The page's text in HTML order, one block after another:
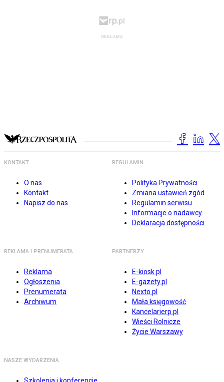
KONTAKT
O nas
Kontakt
Napisz do nas
REGULAMIN
Polityka Prywatności
Zmiana ustawień zgód
Regulamin serwisu
Informacje o nadawcy
Deklaracja dostępności
REKLAMA I PRENUMERATA
Reklama
Ogłoszenia
Prenumerata
Archiwum
PARTNERZY
E-kiosk.pl
E-gazety.pl
Nexto.pl
Mała księgowość
Kancelarierp.pl
Wieści Rolnicze
Życie Warszawy
NASZE WYDARZENIA